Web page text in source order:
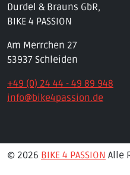
Durdel & Brauns GbR,
BIKE 4 PASSION
Am Merrchen 27
53937 Schleiden
+49 (0) 24 44 - 49 89 948
info@bike4passion.de
© 2026 BIKE 4 PASSION Alle